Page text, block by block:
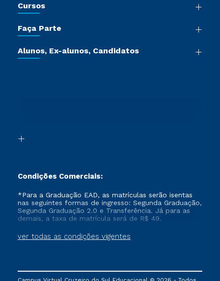
Sala de Imprensa
Certificadoras
Jornada do Aluno
Cursos
Pós-graduação
Cursos Livres
Faça Parte
Vestibular Redação
Formação Pedagógica - R2
Alunos, Ex-alunos, Candidatos
Condições Comerciais:
ver todas as condições vigentes
*Para a Graduação EAD, as matrículas serão isentas
nas seguintes formas de ingresso: Segunda Graduação,
Segunda Graduação 2.0 e Transferência. Já para as
demais, a taxa de matrícula será de R$ 49.